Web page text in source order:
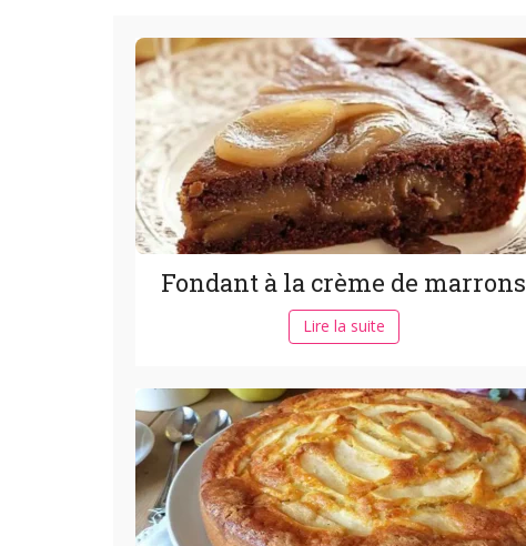
Fondant à la crème de marrons
Lire la suite